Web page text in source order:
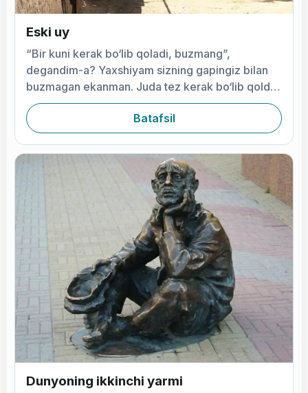
Eski uy
“Bir kuni kerak bo‘lib qoladi, buzmang”,
degandim-a? Yaxshiyam sizning gapingiz bilan
buzmagan ekanman. Juda tez kerak bo‘lib qoldi,
usta Marsel
Batafsil
Dunyoning ikkinchi yarmi